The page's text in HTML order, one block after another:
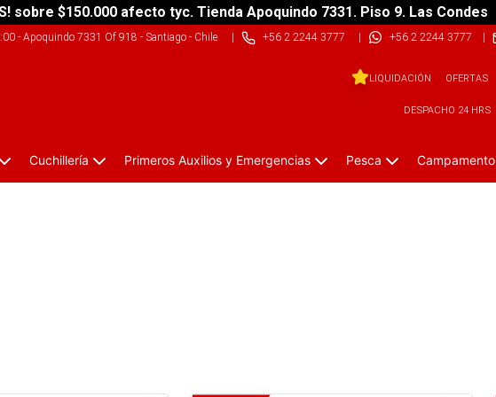
sobre $150.000 afecto tyc. Tienda Apoquindo 7331. Piso 9. Las Condes
- Apoquindo 7331 Of 918 - Santiago - Chile| +56 2 2244 3777 | +56 2 2244 3777 |
LIQUIDACIÓN OFERTAS
DESPACHO 24 HRS
Cuchillería Primeros Auxilios y Emergencias Pesca Campamento